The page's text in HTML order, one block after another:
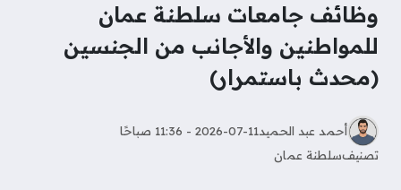
وظائف جامعات سلطنة عمان
للمواطنين والأجانب من الجنسين
(محدث باستمرار)
أحمد عبد الحميد2026-07-11 - 11:36 صباحًا
تصنيفسلطنة عمان